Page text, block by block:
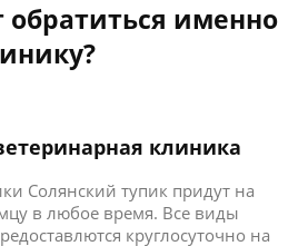
обратиться именно
клиника
Солянский тупик придут на
в любое время. Все виды
круглосуточно на